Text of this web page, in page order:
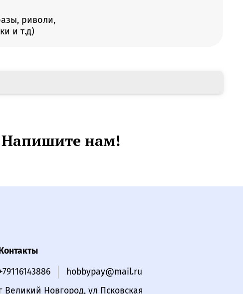
риволи,
и т.д)
Напишите нам!
hobbypay@mail.ru
Великий Новгород, ул Псковская